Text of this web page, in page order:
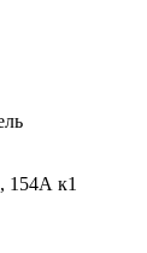
154А к1